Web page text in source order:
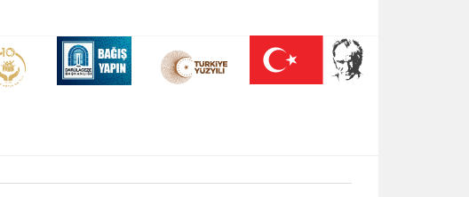
açılır)
Merkezi (yeni sekmede açılır)
Aile ve Nüfus On Yılı (yeni sekmede açılır)Darülaceze bağış sayfası (yeni sekmede açılır)